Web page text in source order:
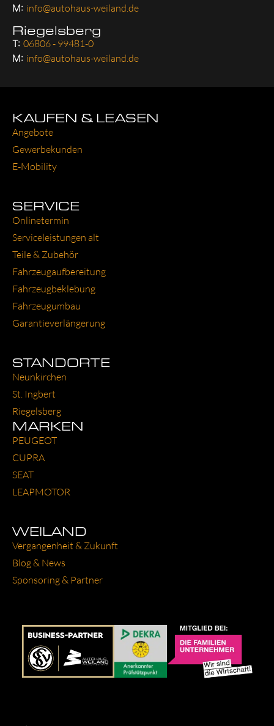
M: info@autohaus-weiland.de
Riegelsberg
T: 06806 - 99481-0
M: info@autohaus-weiland.de
KAUFEN & LEASEN
Ange­bo­te
Gewer­be­kun­den
E‑Mobility
SERVICE
Online­ter­min
Ser­vice­leis­tun­gen alt
Tei­le & Zube­hör
Fahr­zeug­auf­be­rei­tung
Fahr­zeug­be­kle­bung
Fahr­zeug­um­bau
Garantie­verlängerung
STANDORTE
Neun­kir­chen
St. Ing­bert
Rie­gels­berg
MARKEN
PEU­GEOT
CUP­RA
SEAT
LEAP­MO­TOR
WEILAND
Ver­gan­gen­heit & Zukunft
Blog & News
Spon­so­ring & Part­ner